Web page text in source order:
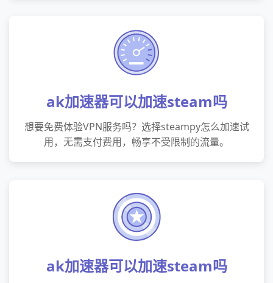
ak加速器可以加速steam吗
想要免费体验VPN服务吗？选择steampy怎么加速试
用，无需支付费用，畅享不受限制的流量。
ak加速器可以加速steam吗